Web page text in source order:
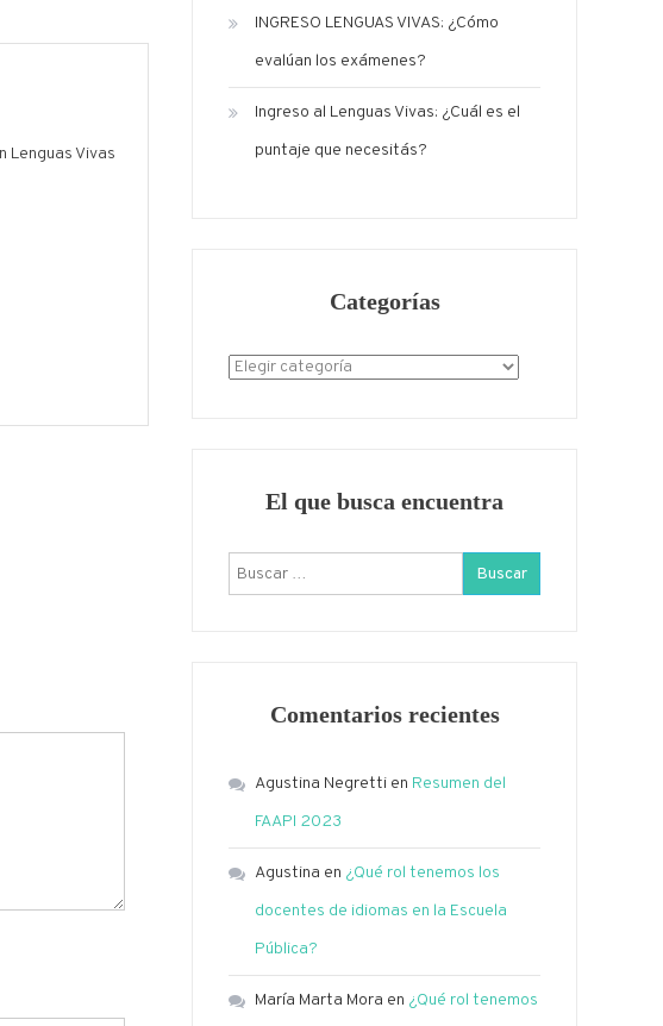
Lenguas Vivas
INGRESO LENGUAS VIVAS: ¿Cómo
evalúan los exámenes?
Ingreso al Lenguas Vivas: ¿Cuál es el
puntaje que necesitás?
Categorías
Categorías
El que busca encuentra
Buscar:
Comentarios recientes
Agustina Negretti en Resumen del
FAAPI 2023
Agustina en ¿Qué rol tenemos los
docentes de idiomas en la Escuela
Pública?
María Marta Mora en ¿Qué rol tenemos